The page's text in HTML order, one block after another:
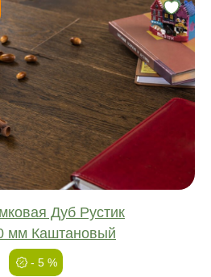
Дуб Рустик
мм Каштановый
- 5 %